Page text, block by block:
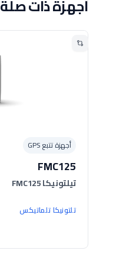
أجهزة ذات صلة
أجهزة تتبع GPS
FMC125
تيلتونيكا FMC125
تلتونيكا تلماتيكس